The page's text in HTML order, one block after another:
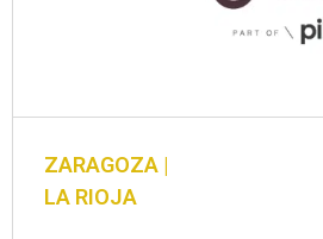
ZARAGOZA |
LA RIOJA